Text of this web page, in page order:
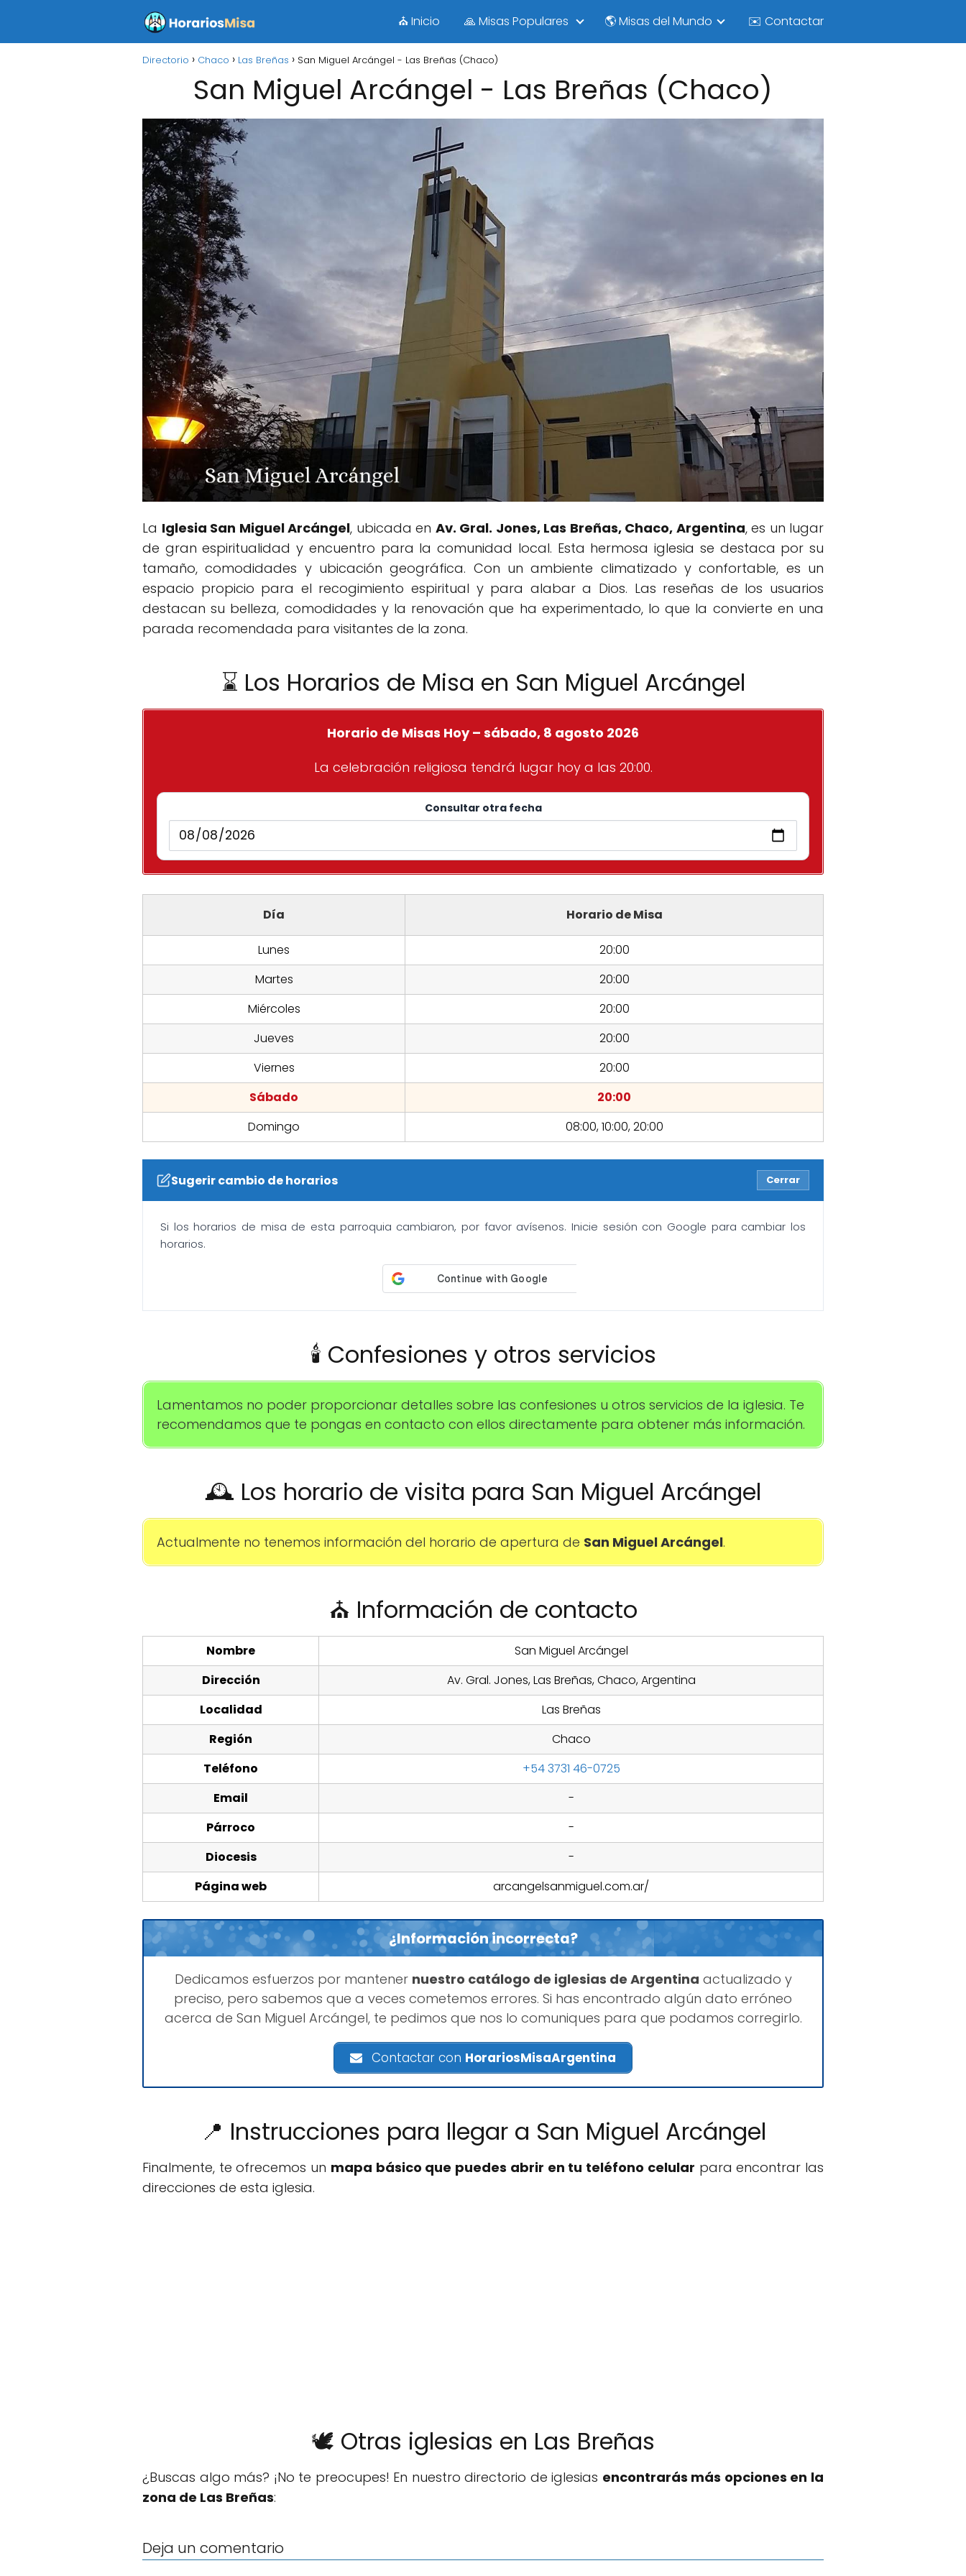
⛪ Inicio 🙏 Misas Populares 🌎 Misas del Mundo ✉️ Contactar
Directorio Chaco Las Breñas San Miguel Arcángel - Las Breñas (Chaco)
San Miguel Arcángel - Las Breñas (Chaco)
La Iglesia San Miguel Arcángel, ubicada en Av. Gral. Jones, Las Breñas, Chaco, Argentina, es un lugar
de gran espiritualidad y encuentro para la comunidad local. Esta hermosa iglesia se destaca por su
tamaño, comodidades y ubicación geográfica. Con un ambiente climatizado y confortable, es un
espacio propicio para el recogimiento espiritual y para alabar a Dios. Las reseñas de los usuarios
destacan su belleza, comodidades y la renovación que ha experimentado, lo que la convierte en una
parada recomendada para visitantes de la zona.
⌛ Los Horarios de Misa en San Miguel Arcángel
Horario de Misas Hoy – sábado, 8 agosto 2026
La celebración religiosa tendrá lugar hoy a las 20:00.
Consultar otra fecha
Día Horario de Misa
Lunes
20:00
Martes
20:00
Miércoles
20:00
Jueves
20:00
Viernes
20:00
Sábado
20:00
Domingo
08:00, 10:00, 20:00
Sugerir cambio de horarios Cerrar
Si los horarios de misa de esta parroquia cambiaron, por favor avísenos. Inicie sesión con Google para cambiar los
horarios.
🕯️ Confesiones y otros servicios
Lamentamos no poder proporcionar detalles sobre las confesiones u otros servicios de la iglesia. Te
recomendamos que te pongas en contacto con ellos directamente para obtener más información.
🕰️ Los horario de visita para San Miguel Arcángel
Actualmente no tenemos información del horario de apertura de San Miguel Arcángel.
⛪ Información de contacto
Nombre
San Miguel Arcángel
Dirección
Av. Gral. Jones, Las Breñas, Chaco, Argentina
Localidad
Las Breñas
Región
Chaco
Teléfono
+54 3731 46-0725
Email
-
Párroco
-
Diocesis
-
Página web
arcangelsanmiguel.com.ar/
¿Información incorrecta?
Dedicamos esfuerzos por mantener nuestro catálogo de iglesias de Argentina actualizado y
preciso, pero sabemos que a veces cometemos errores. Si has encontrado algún dato erróneo
acerca de San Miguel Arcángel, te pedimos que nos lo comuniques para que podamos corregirlo.
Contactar con HorariosMisaArgentina
📍 Instrucciones para llegar a San Miguel Arcángel
Finalmente, te ofrecemos un mapa básico que puedes abrir en tu teléfono celular para encontrar las
direcciones de esta iglesia.
🕊️ Otras iglesias en Las Breñas
¿Buscas algo más? ¡No te preocupes! En nuestro directorio de iglesias encontrarás más opciones en la
zona de Las Breñas:
Deja un comentario